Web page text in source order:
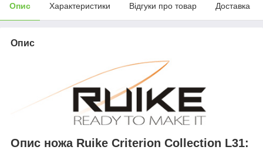
Опис Характеристики Відгуки про товар Доставка
Опис
Опис ножа Ruike Criterion Collection L31: